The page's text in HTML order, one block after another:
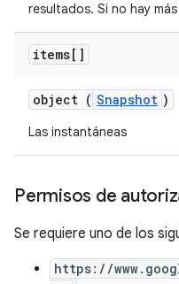
resultados. Si no hay
items[]
object ( Snapshot )
Las instantáneas
Permisos de
Se requiere uno de los
https://